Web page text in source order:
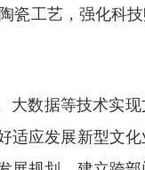
工艺，强化科
数据等技术实
应发展新型文